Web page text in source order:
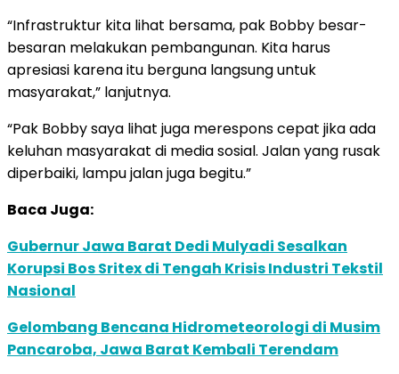
“Infrastruktur kita lihat bersama, pak Bobby besar-
besaran melakukan pembangunan. Kita harus
apresiasi karena itu berguna langsung untuk
masyarakat,” lanjutnya.
“Pak Bobby saya lihat juga merespons cepat jika ada
keluhan masyarakat di media sosial. Jalan yang rusak
diperbaiki, lampu jalan juga begitu.”
Baca Juga:
Gubernur Jawa Barat Dedi Mulyadi Sesalkan
Korupsi Bos Sritex di Tengah Krisis Industri Tekstil
Nasional
Gelombang Bencana Hidrometeorologi di Musim
Pancaroba, Jawa Barat Kembali Terendam